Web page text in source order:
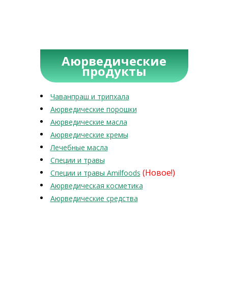
Аюрведические
продукты
Чаванпраш и трипхала
Аюрведические порошки
Аюрведические масла
Аюрведические кремы
Лечебные масла
Специи и травы
Специи и травы Amilfoods (Новое!)
Аюрведическая косметика
Аюрведические средства